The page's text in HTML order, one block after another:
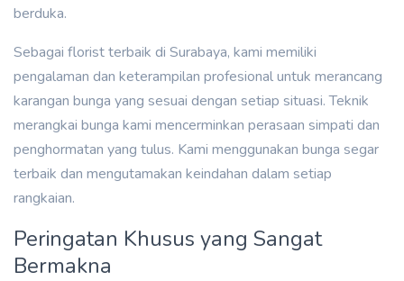
berduka.
Sebagai florist terbaik di Surabaya, kami memiliki
pengalaman dan keterampilan profesional untuk merancang
karangan bunga yang sesuai dengan setiap situasi. Teknik
merangkai bunga kami mencerminkan perasaan simpati dan
penghormatan yang tulus. Kami menggunakan bunga segar
terbaik dan mengutamakan keindahan dalam setiap
rangkaian.
Peringatan Khusus yang Sangat
Bermakna